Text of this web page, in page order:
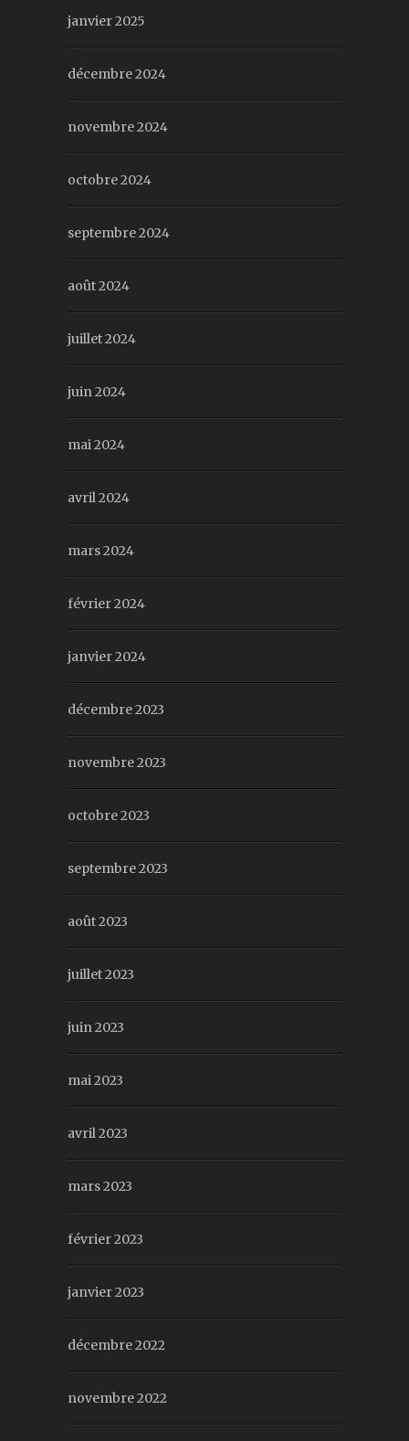
janvier 2025
décembre 2024
novembre 2024
octobre 2024
septembre 2024
août 2024
juillet 2024
juin 2024
mai 2024
avril 2024
mars 2024
février 2024
janvier 2024
décembre 2023
novembre 2023
octobre 2023
septembre 2023
août 2023
juillet 2023
juin 2023
mai 2023
avril 2023
mars 2023
février 2023
janvier 2023
décembre 2022
novembre 2022